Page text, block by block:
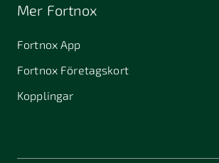
Mer Fortnox
Fortnox App
Fortnox Företagskort
Kopplingar